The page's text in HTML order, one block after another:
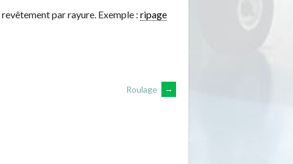
revêtement par rayure. Exemple : ripage
Roulage →